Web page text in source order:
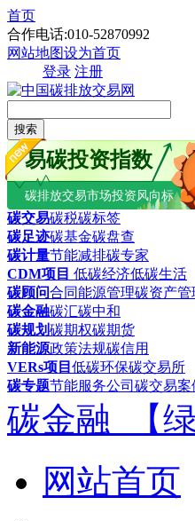
首页
合作电话:010-52870992
网站地图设为首页
登录 注册
搜索
易碳投资指数
碳排放交易市场投资风向标
碳交易碳税碳标签
碳足迹碳基金碳盘查
碳计量节能减排碳专家
CDM项目 低碳经济低碳生活
碳顾问合同能源管理碳资产管
碳金融碳汇碳中和
碳规划碳期权碳期货
新能源政策法规碳信用
VERs项目 低碳环保碳交易所
碳专题节能服务公司 碳交易案
碳金融_【
网站首页